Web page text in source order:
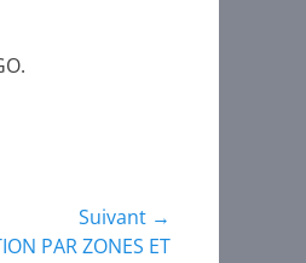
Suivant →
PAR ZONES ET